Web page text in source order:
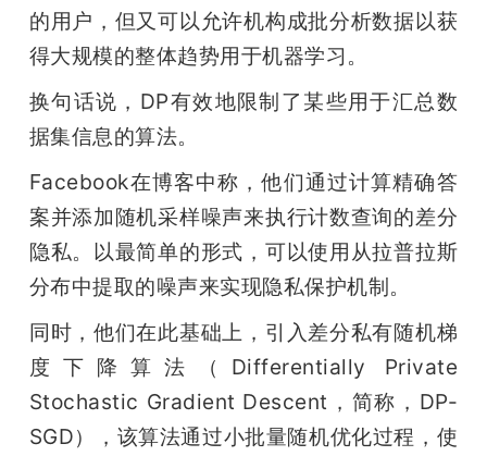
的用户，但又可以允许机构成批分析数据以获
得大规模的整体趋势用于机器学习。
换句话说，DP有效地限制了某些用于汇总数
据集信息的算法。
Facebook在博客中称，他们通过计算精确答
案并添加随机采样噪声来执行计数查询的差分
隐私。以最简单的形式，可以使用从拉普拉斯
分布中提取的噪声来实现隐私保护机制。
同时，他们在此基础上，引入差分私有随机梯
度下降算法（Differentially Private
Stochastic Gradient Descent，简称，DP-
SGD），该算法通过小批量随机优化过程，使